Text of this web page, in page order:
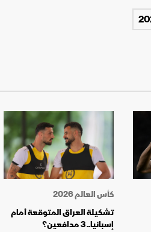
كأس العالم 2026
تشكيلة العراق المتوقعة أمام
إسبانيا.. 3 مدافعين؟